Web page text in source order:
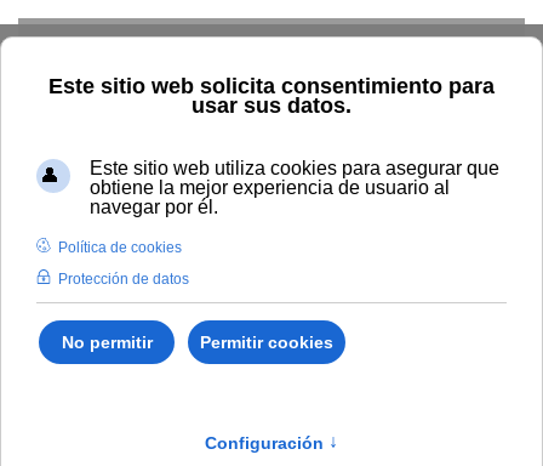
Inicio Vida universitaria
Biblioteca y publicaciones
Publicaciones
Búsqueda por autor
García Barrón, Leoncio
Cambios climáticos y efectos ambientales